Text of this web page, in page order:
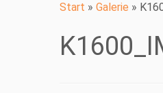
Start » Galerie »